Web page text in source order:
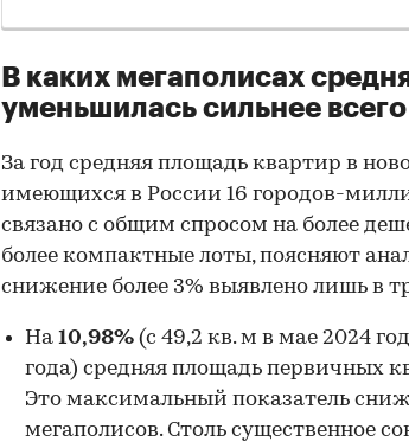
В каких мегаполисах
уменьшилась сильнее всего
За год средняя площадь квартир в
имеющихся в России 16 городов-
связано с общим спросом на более
более компактные лоты, поясняют
снижение более 3% выявлено лишь в
На 10,98% (с 49,2 кв. м в мае 2024
года) средняя площадь первичных
Это максимальный показатель
мегаполисов. Столь существенное